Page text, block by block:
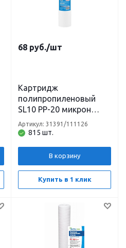
68 руб./шт
Картридж
полипропиленовый
SL10 PP-20 микрон
Нептун
815 шт.
Артикул: 31391/111126
В корзину
Купить в 1 клик